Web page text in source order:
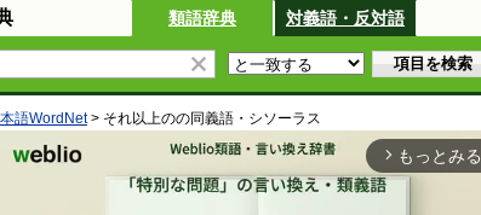
類語辞典 対義語・反対語
本語WordNet> それ以上のの同義語・シソーラス
arrow_forward_ios もっとみる